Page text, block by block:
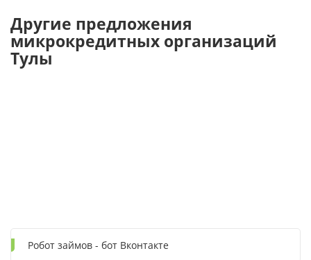
Другие предложения
микрокредитных организаций
Тулы
Робот займов - бот Вконтакте